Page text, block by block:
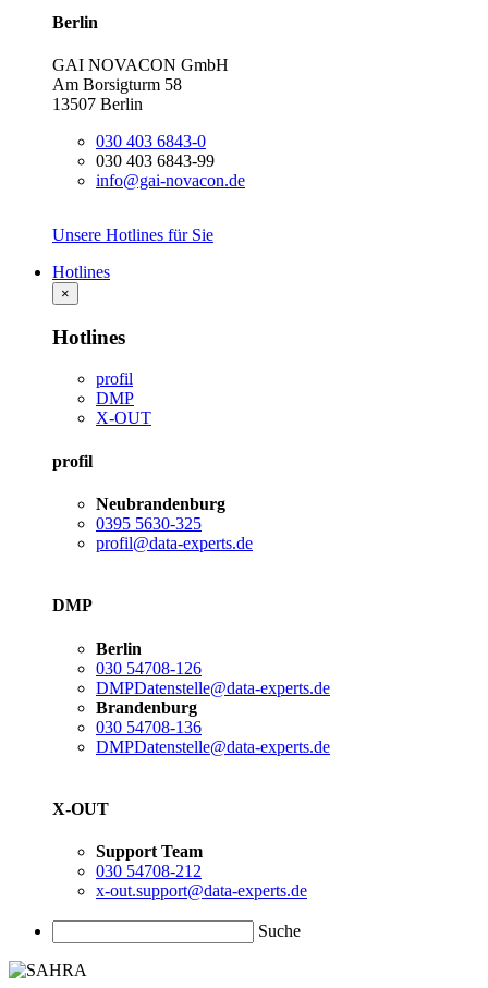
Berlin
GAI NOVACON GmbH
Am Borsigturm 58
13507 Berlin
030 403 6843-0
030 403 6843-99
info@gai-novacon.de
Unsere Hotlines für Sie
Hotlines
×
Hotlines
profil
DMP
X-OUT
profil
Neubrandenburg
0395 5630-325
profil@data-experts.de
DMP
Berlin
030 54708-126
DMPDatenstelle@data-experts.de
Brandenburg
030 54708-136
DMPDatenstelle@data-experts.de
X-OUT
Support Team
030 54708-212
x-out.support@data-experts.de
Suche